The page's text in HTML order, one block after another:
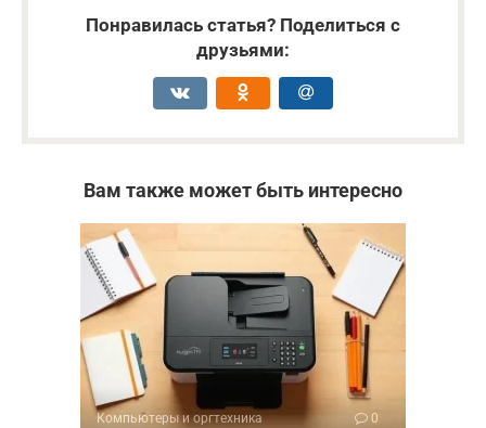
Понравилась статья? Поделиться с
друзьями:
Вам также может быть интересно
Компьютеры и оргтехника 0